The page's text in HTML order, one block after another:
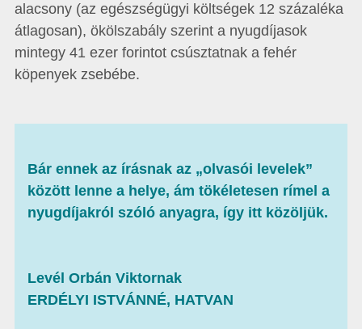
alacsony (az egészségügyi költségek 12 százaléka
átlagosan), ökölszabály szerint a nyugdíjasok
mintegy 41 ezer forintot csúsztatnak a fehér
köpenyek zsebébe.
Bár ennek az írásnak az „olvasói levelek”
között lenne a helye, ám tökéletesen rímel a
nyugdíjakról szóló anyagra, így itt közöljük.
Levél Orbán Viktornak
ERDÉLYI ISTVÁNNÉ, HATVAN